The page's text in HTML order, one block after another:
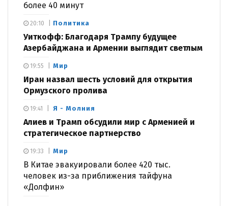
более 40 минут
Политика
Уиткофф: Благодаря Трампу будущее
Азербайджана и Армении выглядит светлым
20:10
Мир
Иран назвал шесть условий для открытия
Ормузского пролива
19:55
Я - Молния
Алиев и Трамп обсудили мир с Арменией и
стратегическое партнерство
19:41
Мир
В Китае эвакуировали более 420 тыс.
человек из-за приближения тайфуна
«Долфин»
19:33